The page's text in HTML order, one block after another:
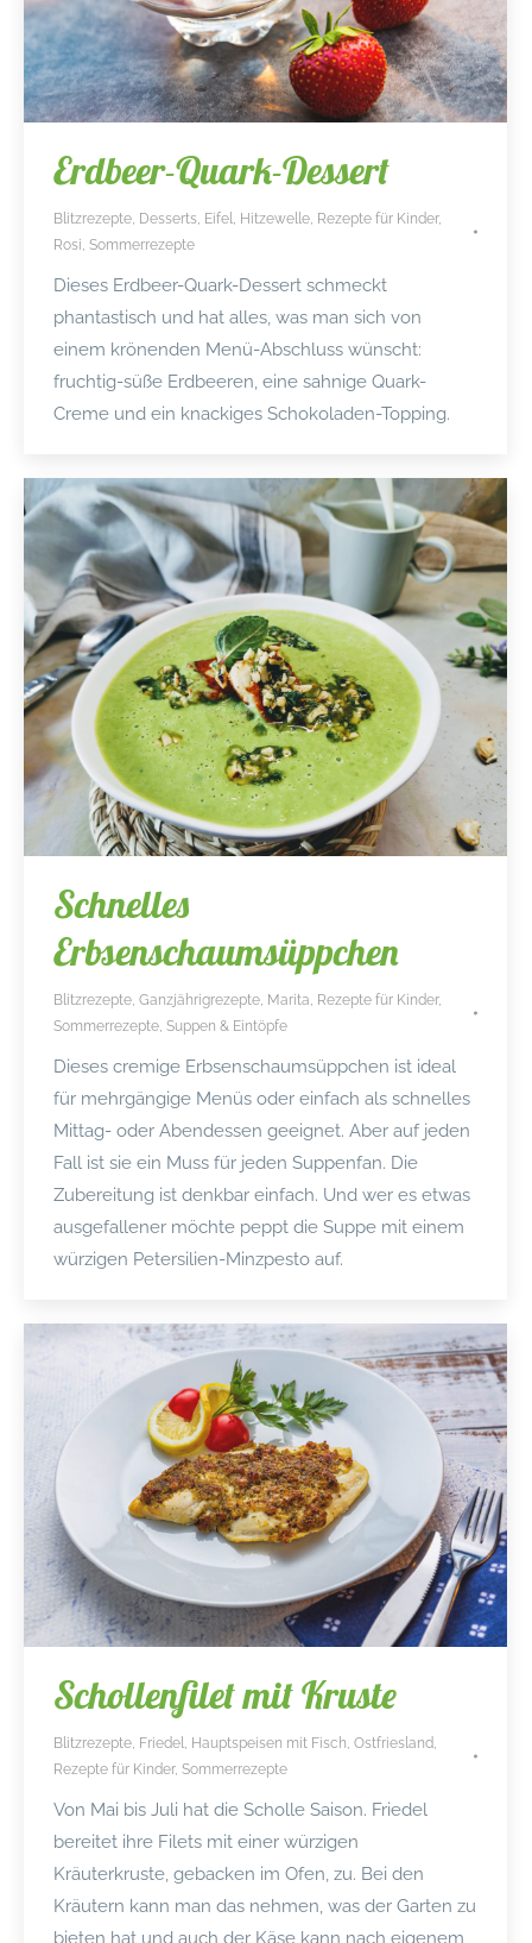
Erdbeer-Quark-Dessert
Blitzrezepte Desserts Eifel Hitzewelle Rezepte für Kinder,
Rosi Sommerrezepte
Dieses Erdbeer-Quark-Dessert schmeckt
phantastisch und hat alles, was man sich von
einem krönenden Menü-Abschluss wünscht:
fruchtig-süße Erdbeeren, eine sahnige Quark-
Creme und ein knackiges Schokoladen-Topping.
Schnelles
Erbsenschaumsüppchen
Blitzrezepte, Ganzjährigrezepte, Marita, Rezepte für Kinder,
Sommerrezepte, Suppen & Eintöpfe
Dieses cremige Erbsenschaumsüppchen ist ideal
für mehrgängige Menüs oder einfach als schnelles
Mittag- oder Abendessen geeignet. Aber auf jeden
Fall ist sie ein Muss für jeden Suppenfan. Die
Zubereitung ist denkbar einfach. Und wer es etwas
ausgefallener möchte peppt die Suppe mit einem
würzigen Petersilien-Minzpesto auf.
Schollenfilet mit Kruste
Blitzrezepte Friedel Hauptspeisen mit Fisch Ostfriesland
Rezepte für Kinder, Sommerrezepte
Von Mai bis Juli hat die Scholle Saison. Friedel
bereitet ihre Filets mit einer würzigen
Kräuterkruste, gebacken im Ofen, zu. Bei den
Kräutern kann man das nehmen, was der Garten zu
bieten hat und auch der Käse kann nach eigenem